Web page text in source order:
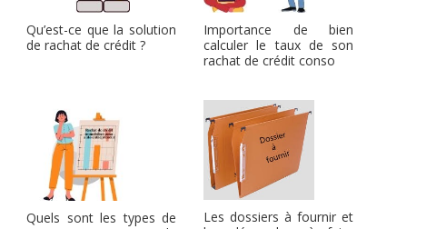
Qu’est-ce que la solution
de rachat de crédit ?
Importance de bien
calculer le taux de son
rachat de crédit conso
Quels sont les types de
Les dossiers à fournir et